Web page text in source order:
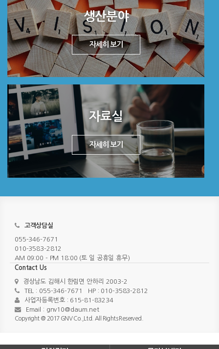
생산분야
자세히 보기
자료실
자세히 보기
고객상담실
055-346-7671
010-3583-2812
AM 09:00 - PM 18:00 (토 일 공휴일 휴무)
Contact Us
경상남도 김해시 한림면 안하리 2003-2
TEL : 055-346-7671 HP : 010-3583-2812
사업자등록번호 : 615-81-83234
Email : gnv10@daum.net
Copyright @ 2017 GNV Co.,Ltd. All Rights Reserved.